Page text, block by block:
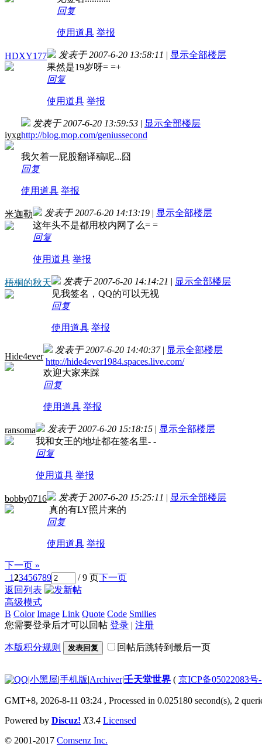
回复
使用道具 举报
HDXY177 发表于 2007-6-20 13:58:11 | 显示全部楼层
果然是19岁呀= =+
回复
使用道具 举报
iyxg
发表于 2007-6-20 13:59:53 | 显示全部楼层
http://blog.mop.com/geniussecond
我欠着一屁股翻译稿呢...囧
回复
使用道具 举报
米迦勒 发表于 2007-6-20 14:13:19 | 显示全部楼层
这年头不是都用校内网了么= =
回复
使用道具 举报
梧桐的秋天 发表于 2007-6-20 14:14:21 | 显示全部楼层
见我签名，QQ的可以无视
回复
使用道具 举报
Hide4ever
发表于 2007-6-20 14:40:37 | 显示全部楼层
http://hide4ever1984.spaces.live.com/
欢迎大家来踩
回复
使用道具 举报
ransoma 发表于 2007-6-20 15:18:15 | 显示全部楼层
我和女王的地址都在签名里- -
回复
使用道具 举报
bobby0716 发表于 2007-6-20 15:25:11 | 显示全部楼层
真的有LY照片来的
回复
使用道具 举报
下一页 »
123456789 / 9 页下一页
返回列表
高级模式
B Color Image Link Quote Code Smilies
您需要登录后才可以回帖 登录 | 注册
本版积分规则 发表回复 回帖后跳转到最后一页
|小黑屋|手机版|Archiver|壬天堂世界 ( 京ICP备05022083号
GMT+8, 2026-8-11 03:24 , Processed in 0.025180 second(s), 2
Powered by Discuz! X3.4 Licensed
© 2001-2017 Comsenz Inc.